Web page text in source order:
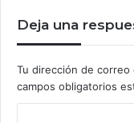
Deja una
Tu dirección de
campos obligatorios